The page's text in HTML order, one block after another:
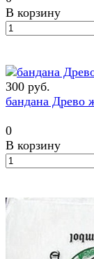
В корзину
300 руб.
бандана Древо
0
В корзину